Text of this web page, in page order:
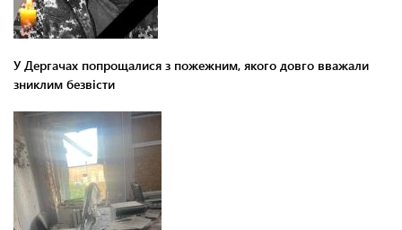
У Дергачах попрощалися з пожежним, якого довго вважали
зниклим безвісти